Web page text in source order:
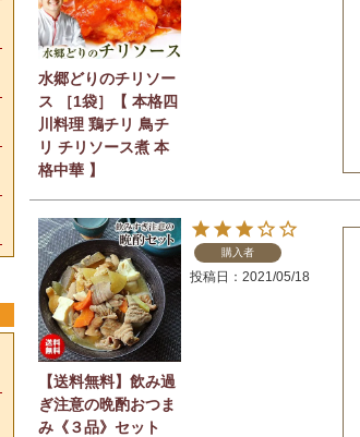
水郷どりのチリソー
ス ［1袋］【 本格四
川料理 鶏チリ 鳥チ
リ チリソース煮 本
格中華 】
【送料無料】飲み過
ぎ注意の晩酌おつま
み《３品》セット
購入者
投稿日 2021/05/18